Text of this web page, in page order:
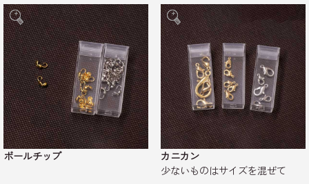
ボールチップ
カニカン
少ないものはサイズを混ぜて